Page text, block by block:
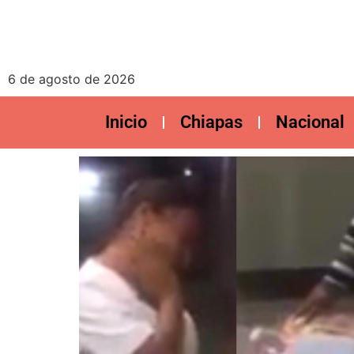
6 de agosto de 2026
Inicio Chiapas Nacional